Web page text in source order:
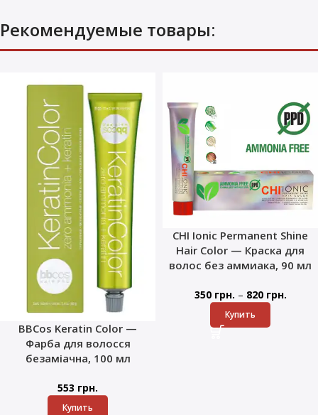
Рекомендуемые товары:
BBCos Keratin Color —
Фарба для волосся
безаміачна, 100 мл
553 грн.
Купить
CHI Ionic Permanent Shine
Hair Color — Краска для
волос без аммиака, 90 мл
350 грн. – 820 грн.
Купить